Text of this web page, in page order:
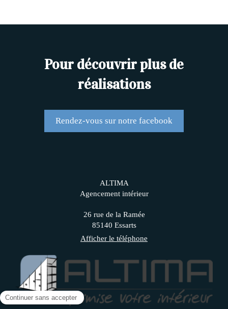
Pour découvrir plus de
réalisations
Rendez-vous sur notre facebook
ALTIMA
Agencement intérieur
26 rue de la Ramée
85140 Essarts
Afficher le téléphone